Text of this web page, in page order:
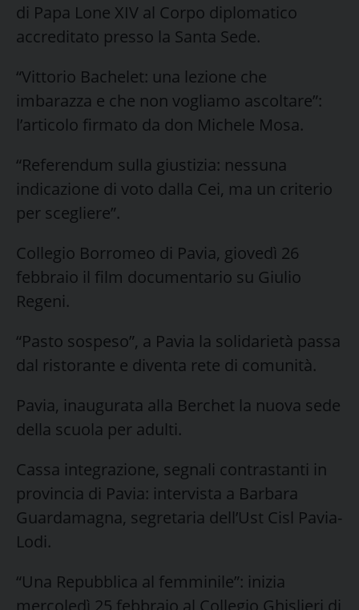
di Papa Lone XIV al Corpo diplomatico
accreditato presso la Santa Sede.
“Vittorio Bachelet: una lezione che
imbarazza e che non vogliamo ascoltare”:
l’articolo firmato da don Michele Mosa.
“Referendum sulla giustizia: nessuna
indicazione di voto dalla Cei, ma un criterio
per scegliere”.
Collegio Borromeo di Pavia, giovedì 26
febbraio il film documentario su Giulio
Regeni.
“Pasto sospeso”, a Pavia la solidarietà passa
dal ristorante e diventa rete di comunità.
Pavia, inaugurata alla Berchet la nuova sede
della scuola per adulti.
Cassa integrazione, segnali contrastanti in
provincia di Pavia: intervista a Barbara
Guardamagna, segretaria dell’Ust Cisl Pavia-
Lodi.
“Una Repubblica al femminile”: inizia
mercoledì 25 febbraio al Collegio Ghislieri di